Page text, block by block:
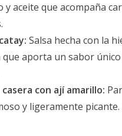
y aceite que acompaña
Salsa hecha con la
que aporta un sabor
con ají amarillo:
y ligeramente picante.